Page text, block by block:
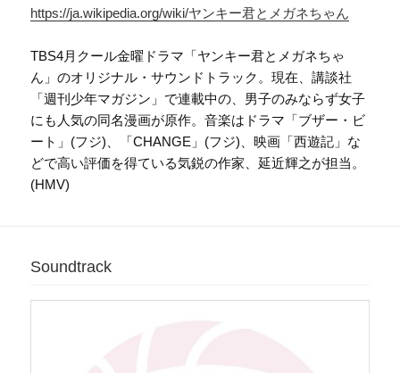
https://ja.wikipedia.org/wiki/ヤンキー君とメガネちゃん
TBS4月クール金曜ドラマ「ヤンキー君とメガネちゃ
ん」のオリジナル・サウンドトラック。現在、講談社
「週刊少年マガジン」で連載中の、男子のみならず女子
にも人気の同名漫画が原作。音楽はドラマ「ブザー・ビ
ート」(フジ)、「CHANGE」(フジ)、映画「西遊記」な
どで高い評価を得ている気鋭の作家、延近輝之が担当。
(HMV)
Soundtrack